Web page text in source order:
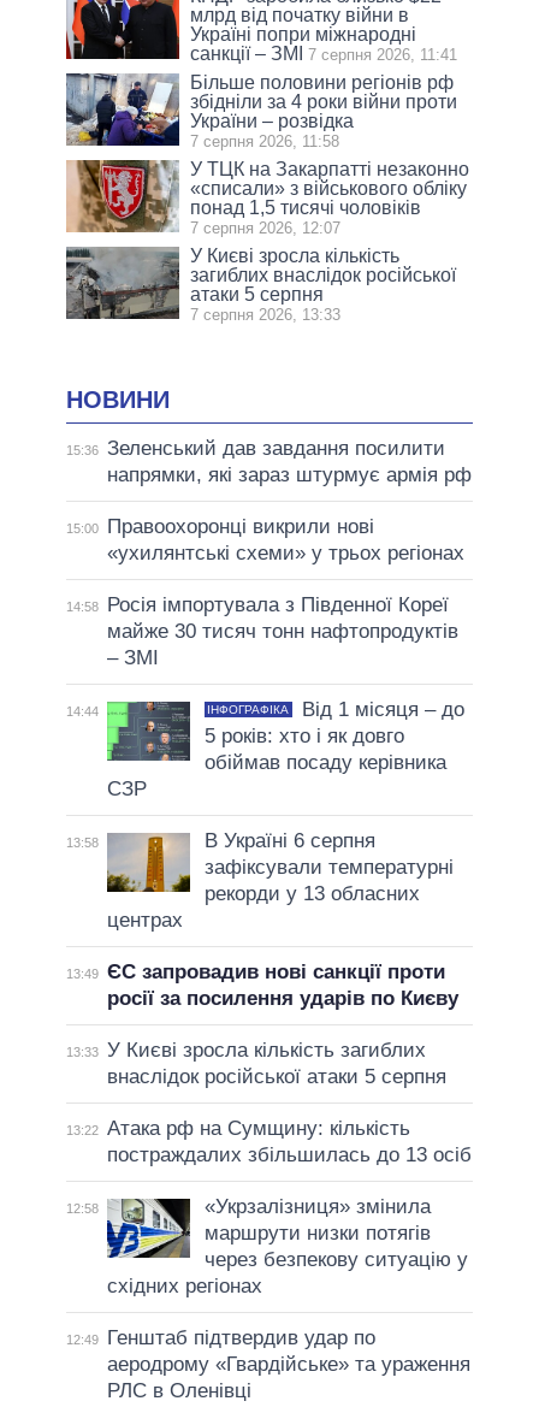
млрд від початку війни в
Україні попри міжнародні
санкції – ЗМІ
7 серпня 2026, 11:41
Більше половини регіонів рф
збідніли за 4 роки війни проти
України – розвідка
7 серпня 2026, 11:58
У ТЦК на Закарпатті незаконно
«списали» з військового обліку
понад 1,5 тисячі чоловіків
7 серпня 2026, 12:07
У Києві зросла кількість
загиблих внаслідок російської
атаки 5 серпня
7 серпня 2026, 13:33
НОВИНИ
15:36 Зеленський дав завдання посилити
напрямки, які зараз штурмує армія рф
15:00
Правоохоронці викрили нові
«ухилянтські схеми» у трьох регіонах
14:58
Росія імпортувала з Південної Кореї
майже 30 тисяч тонн нафтопродуктів
– ЗМІ
14:44 ІНФОГРАФІКА
Від 1 місяця – до
5 років: хто і як довго
обіймав посаду керівника
СЗР
13:58
В Україні 6 серпня
зафіксували температурні
рекорди у 13 обласних
центрах
13:49 ЄС запровадив нові санкції проти
росії за посилення ударів по Києву
13:33 У Києві зросла кількість загиблих
внаслідок російської атаки 5 серпня
13:22 Атака рф на Сумщину: кількість
постраждалих збільшилась до 13 осіб
12:58
«Укрзалізниця» змінила
маршрути низки потягів
через безпекову ситуацію у
східних регіонах
12:49
Генштаб підтвердив удар по
аеродрому «Гвардійське» та ураження
РЛС в Оленівці